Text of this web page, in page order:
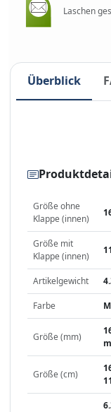
Laschen
Überblick
Größe ohne
Klappe (innen)
Größe mit
Klappe (innen)
Artikelgewicht
Farbe
Größe (mm)
Größe (cm)